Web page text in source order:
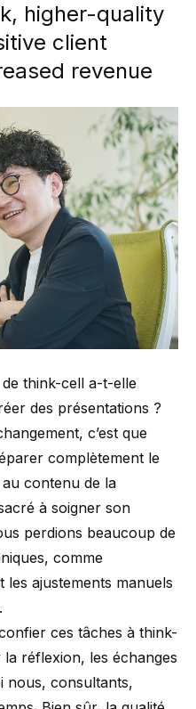
higher-quality
client
revenue
think-cell a-t-elle
des présentations ?
c’est que
complètement le
contenu de la
à soigner son
perdions beaucoup de
comme
les ajustements manuels
ces tâches à think-
réflexion, les échanges
consultants,